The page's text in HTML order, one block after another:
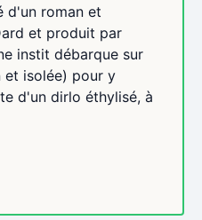
d'un roman et
et produit par
instit débarque sur
et isolée) pour y
d'un dirlo éthylisé, à